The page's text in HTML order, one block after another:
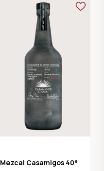
Mezcal Casamigos 40°